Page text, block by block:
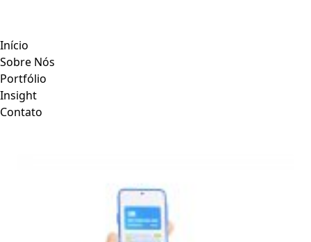
Início
Sobre Nós
Portfólio
Insight
Contato